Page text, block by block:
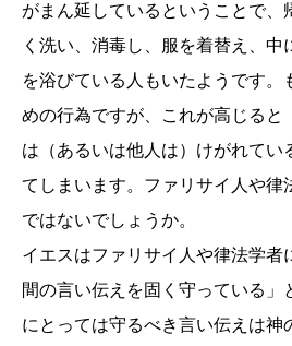
がまん延しているということで、
く洗い、消毒し、服を着替え、中
を浴びている人もいたようです。
めの行為ですが、これが高じると
は（あるいは他人は）けがれてい
てしまいます。ファリサイ人や律
ではないでしょうか。
イエスはファリサイ人や律法学者
間の言い伝えを固く守っている」
にとっては守るべき言い伝えは神